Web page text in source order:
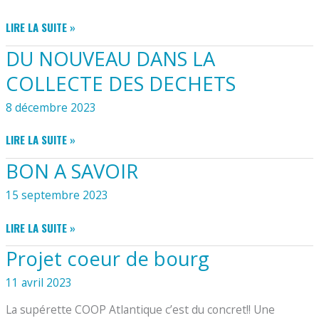
MARCHÉ
GOURMAND
ET
ARTISANAL
LIRE LA SUITE »
DU NOUVEAU DANS LA
COLLECTE DES DECHETS
8 décembre 2023
DU
NOUVEAU
DANS
COLLECTE
DECHETS
LIRE LA SUITE »
BON A SAVOIR
15 septembre 2023
BON
A
SAVOIR
LIRE LA SUITE »
Projet coeur de bourg
11 avril 2023
La supérette COOP Atlantique c’est du concret!! Une